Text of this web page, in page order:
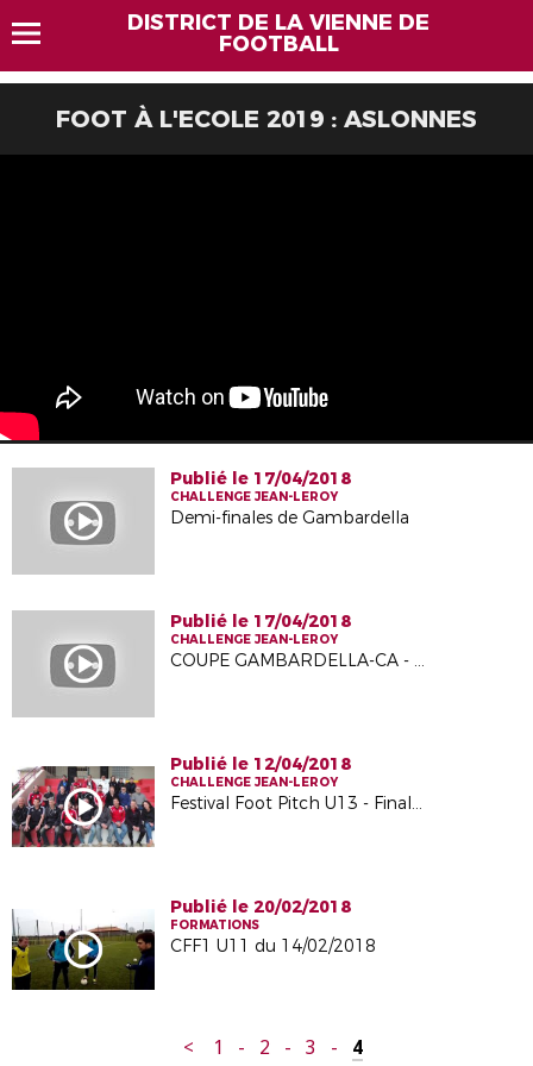
DISTRICT DE LA VIENNE DE
FOOTBALL
FOOT À L'ECOLE 2019 : ASLONNES
Publié le 17/04/2018
CHALLENGE JEAN-LEROY
Demi-finales de Gambardella
Publié le 17/04/2018
CHALLENGE JEAN-LEROY
COUPE GAMBARDELLA-CA - Demi-Finales
Publié le 12/04/2018
CHALLENGE JEAN-LEROY
Festival Foot Pitch U13 - Finales départementales 2018
Publié le 20/02/2018
FORMATIONS
CFF1 U11 du 14/02/2018
< 1 - 2 - 3 - 4